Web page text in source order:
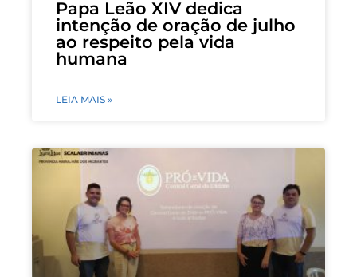
Papa Leão XIV dedica
intenção de oração de julho
ao respeito pela vida
humana
LEIA MAIS »